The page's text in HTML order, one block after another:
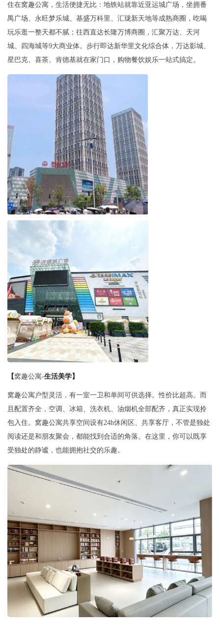
住在窝趣公寓，生活便捷无比：地铁站就靠近亚运城广场，坐拥番
禺广场、永旺梦乐城、基盛万科里、汇珑新天地等成熟商圈，吃喝
玩乐逛一整天都不腻；往西直达长隆万博商圈，汇聚万达、天河
城、四海城等9大商业体。步行即达新华里文化综合体，万达影城、
星巴克、喜茶、肯德基就在家门口，购物餐饮娱乐一站式搞定。
【 窝趣公寓-生活美学】
窝趣公寓户型灵活，有一室一卫和单间可供选择。性价比超高。而
且配置齐全，空调、冰箱、洗衣机、油烟机全部配齐，真正实现拎
包入住。窝趣公寓共享空间设有24h休闲区、共享客厅，不管是独处
阅读还是和朋友聚会，都能找到合适的角落。在这里，你可以既享
受独处的静谧，也能拥抱社交的乐趣。